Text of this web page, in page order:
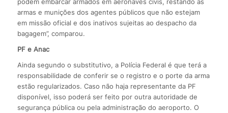
armas e munições dos agentes públicos que não estejam
em missão oficial e dos inativos sujeitas ao despacho da
bagagem”, comparou.
PF e Anac
Ainda segundo o substitutivo, a Polícia Federal é que terá a
responsabilidade de conferir se o registro e o porte da arma
estão regularizados. Caso não haja representante da PF
disponível, isso poderá ser feito por outra autoridade de
segurança pública ou pela administração do aeroporto. O